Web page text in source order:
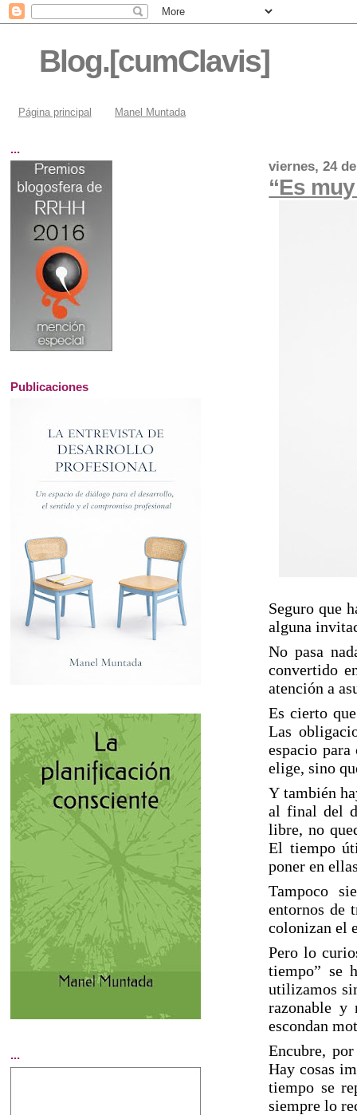
Blog.[cumClavis]
Página principal Manel Muntada
viernes, 24
“Es
Seguro que
alguna
No pasa
convertido
atención a
Es cierto
Las
espacio
elige, sino
Y también
al final del
libre, no
El tiempo
poner en
Tampoco
entornos de
colonizan el
Pero lo
tiempo” se
utilizamos
razonable y
escondan
Encubre,
Hay cosas
tiempo se
siempre lo
...
Publicaciones
...